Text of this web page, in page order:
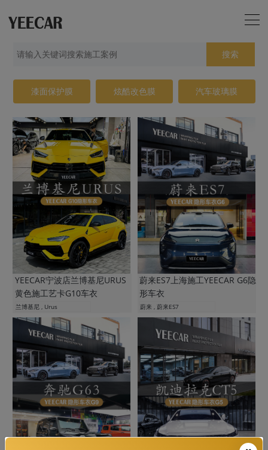
搜索
漆面保护膜 炫酷改色膜 汽车玻璃膜
YEECAR宁波店兰博基尼URUS
黄色施工艺卡G10车衣
兰博基尼 , Urus
蔚来ES7上海施工YEECAR G6隐
形车衣
蔚来 , 蔚来ES7